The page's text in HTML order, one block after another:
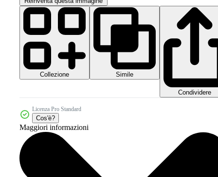
Collezione Simile
Condividere
Licenza Pro Standard
Cos'è?
Maggiori informazioni